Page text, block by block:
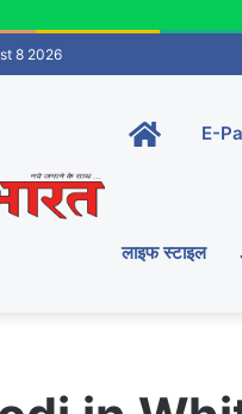
8 2026
Home-
main
E-
लाइफ स्टाइल